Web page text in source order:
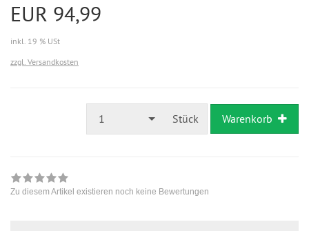
EUR 94,99
inkl. 19 % USt
zzgl. Versandkosten
1 Stück Warenkorb
Zu diesem Artikel existieren noch keine Bewertungen